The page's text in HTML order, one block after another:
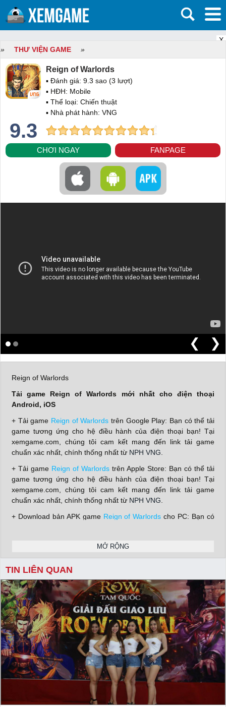
X
»
THƯ VIỆN GAME »
Reign of Warlords
▪ Đánh giá: 9.3 sao (3 lượt)
▪ HĐH: Mobile
▪ Thể loại: Chiến thuật
▪ Nhà phát hành: VNG
9.3
CHƠI NGAY FANPAGE
❮ ❯
Reign of Warlords
Tải game Reign of Warlords mới nhất cho điện thoại
Android, iOS
+ Tải game Reign of Warlords trên Google Play: Bạn có thể tải
game tương ứng cho hệ điều hành của điện thoại bạn! Tại
xemgame.com, chúng tôi cam kết mang đến link tải game
chuẩn xác nhất, chính thống nhất từ NPH VNG
+ Tải game Reign of Warlords trên Apple Store: Bạn có thể tải
game tương ứng cho hệ điều hành của điện thoại bạn! Tại
xemgame.com, chúng tôi cam kết mang đến link tải game
chuẩn xác nhất, chính thống nhất từ NPH VNG
+ Download bản APK game Reign of Warlords cho PC: Bạn có
chuẩn xác nhất, chính thống nhất từ
Nhận giftcode game Reign of Warlords siêu giá trị
Hãy đồng hành cùng xemgame.com để cập nhật những thông
tin mới nhất về tựa game này và đồng thời thu về thật nhiều
giftcode, vip codegame giá trị từNPH VNG gửi tặng.
MỞ RỘNG
TIN LIÊN QUAN